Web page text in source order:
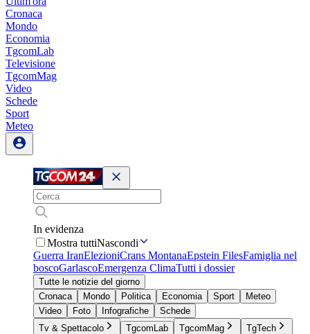
Cronaca
Mondo
Economia
TgcomLab
Televisione
TgcomMag
Video
Schede
Sport
Meteo
In evidenza
Mostra tuttiNascondi
Guerra IranElezioniCrans MontanaEpstein FilesFamiglia nel
boscoGarlascoEmergenza ClimaTutti i dossier
Tutte le notizie del giorno
Cronaca
Mondo Politica Economia Sport
Meteo
Video
Foto Infografiche
Schede
Tv & Spettacolo
TgcomLab TgcomMag
TgTech